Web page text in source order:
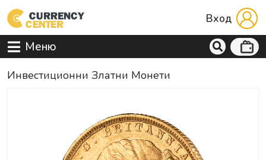
Вход
Меню
Инвестиционни Златни Монети